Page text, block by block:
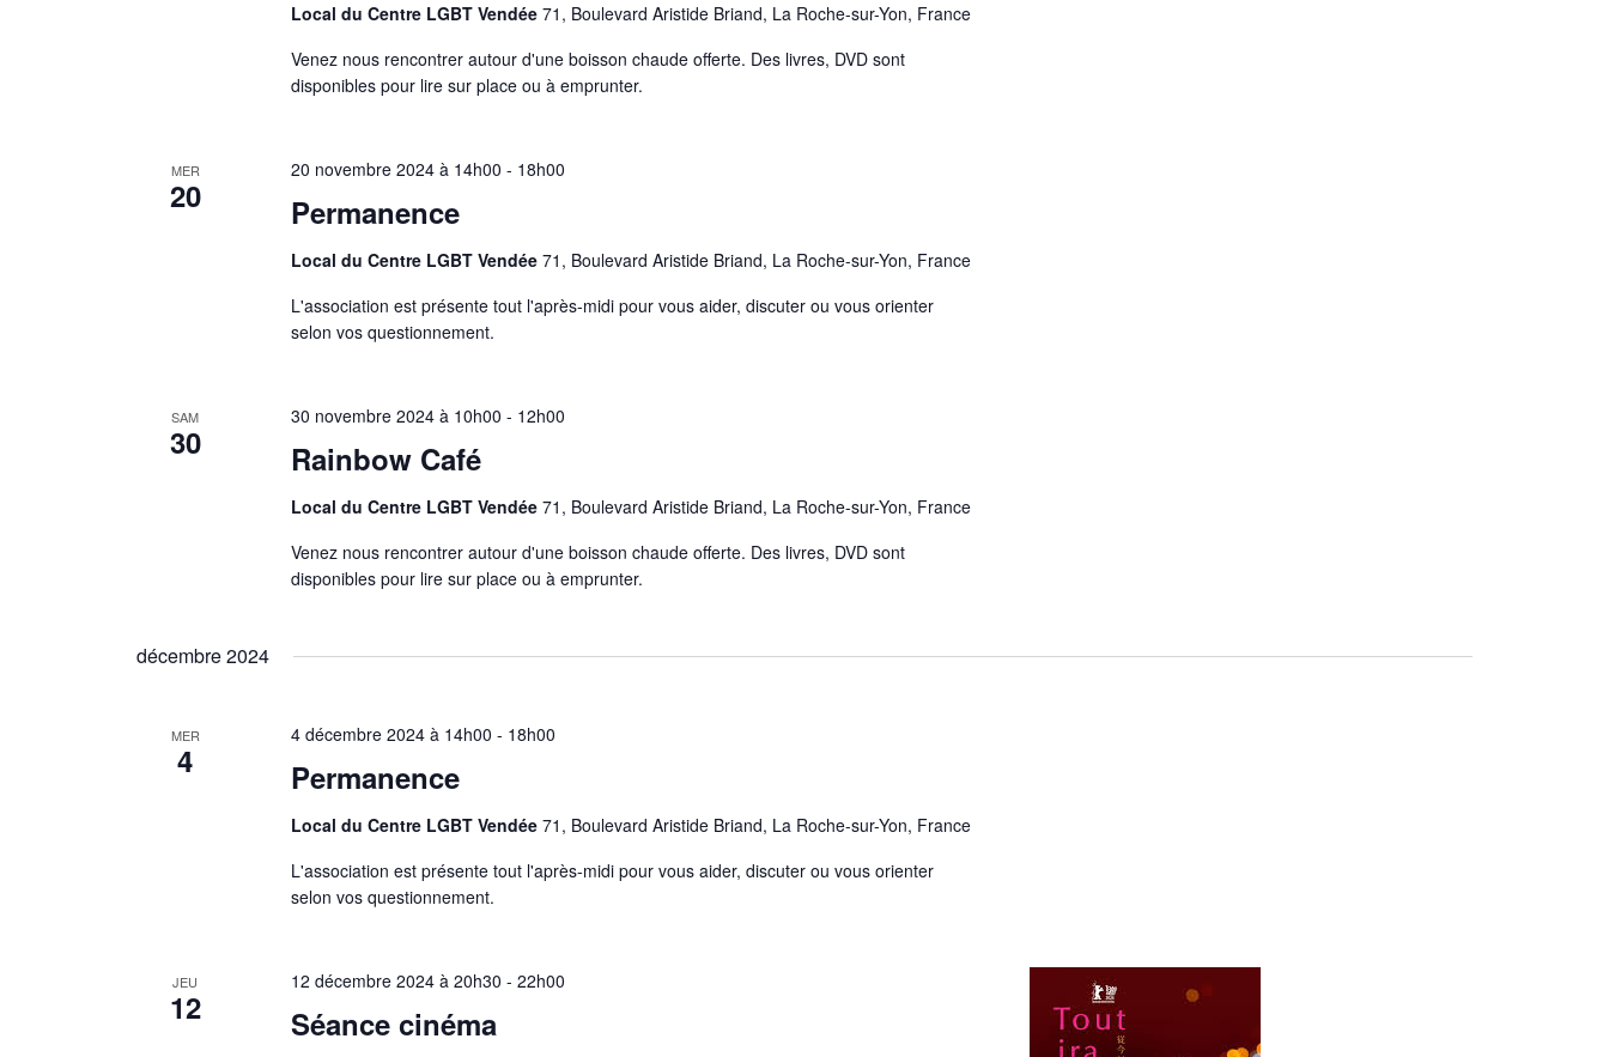
Local du Centre LGBT Vendée71, Boulevard Aristide Briand, La Roche-sur-Yon, France
Venez nous rencontrer autour d'une boisson chaude offerte. Des livres, DVD sont
disponibles pour lire sur place ou à emprunter.
MER
20 Permanence
20 novembre 2024 à 14h00 - 18h00
Local du Centre LGBT Vendée71, Boulevard Aristide Briand, La Roche-sur-Yon, France
L'association est présente tout l'après-midi pour vous aider, discuter ou vous orienter
selon vos questionnement.
SAM
30 Rainbow Café
30 novembre 2024 à 10h00 - 12h00
Local du Centre LGBT Vendée71, Boulevard Aristide Briand, La Roche-sur-Yon, France
Venez nous rencontrer autour d'une boisson chaude offerte. Des livres, DVD sont
disponibles pour lire sur place ou à emprunter.
décembre 2024
MER
4 Permanence
4 décembre 2024 à 14h00 - 18h00
Local du Centre LGBT Vendée71, Boulevard Aristide Briand, La Roche-sur-Yon, France
L'association est présente tout l'après-midi pour vous aider, discuter ou vous orienter
selon vos questionnement.
JEU
12 Séance cinéma
12 décembre 2024 à 20h30 -22h00